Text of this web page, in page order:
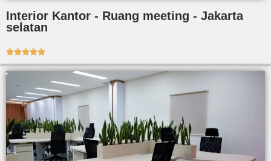
Interior Kantor - Ruang meeting - Jakarta
selatan
